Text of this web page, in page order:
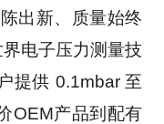
出新、质量始终
电子压力测量技
提供 0.1mbar 至
OEM产品到配有